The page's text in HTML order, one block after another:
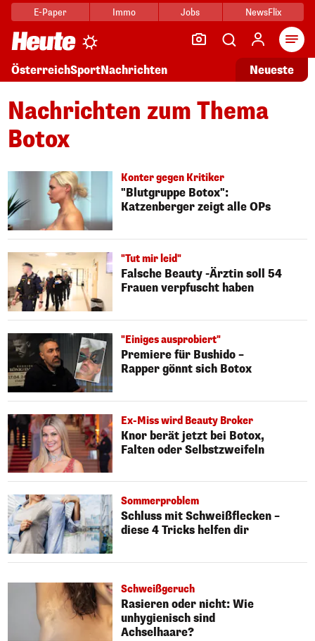
E-Paper Immo Jobs NewsFlix
ÖsterreichSportNachrichten Neueste
Nachrichten zum Thema
Botox
Konter gegen Kritiker
"Blutgruppe Botox":
Katzenberger zeigt alle OPs
"Tut mir leid"
Falsche Beauty -Ärztin soll 54
Frauen verpfuscht haben
"Einiges ausprobiert"
Premiere für Bushido –
Rapper gönnt sich Botox
Ex-Miss wird Beauty Broker
Knor berät jetzt bei Botox,
Falten oder Selbstzweifeln
Sommerproblem
Schluss mit Schweißflecken –
diese 4 Tricks helfen dir
Schweißgeruch
Rasieren oder nicht: Wie
unhygienisch sind
Achselhaare?